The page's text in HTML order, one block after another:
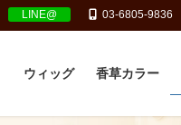
LINE@ 03-6805-9836
ウィッグ 香草カラー